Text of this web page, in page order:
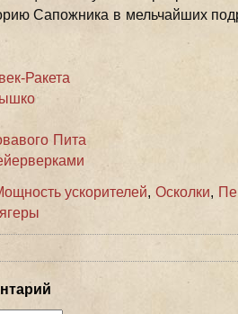
Сапожника в мельчайших
Ракета
Пита
ускорителей, Осколки,